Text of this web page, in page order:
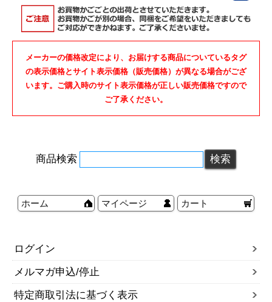
メーカーの価格改定により、お届けする商品についているタグ
の表示価格とサイト表示価格（販売価格）が異なる場合がござ
います。ご購入時のサイト表示価格が正しい販売価格ですので
ご了承ください。
商品検索
ホーム マイページ カート
ログイン
メルマガ申込/停止
特定商取引法に基づく表示